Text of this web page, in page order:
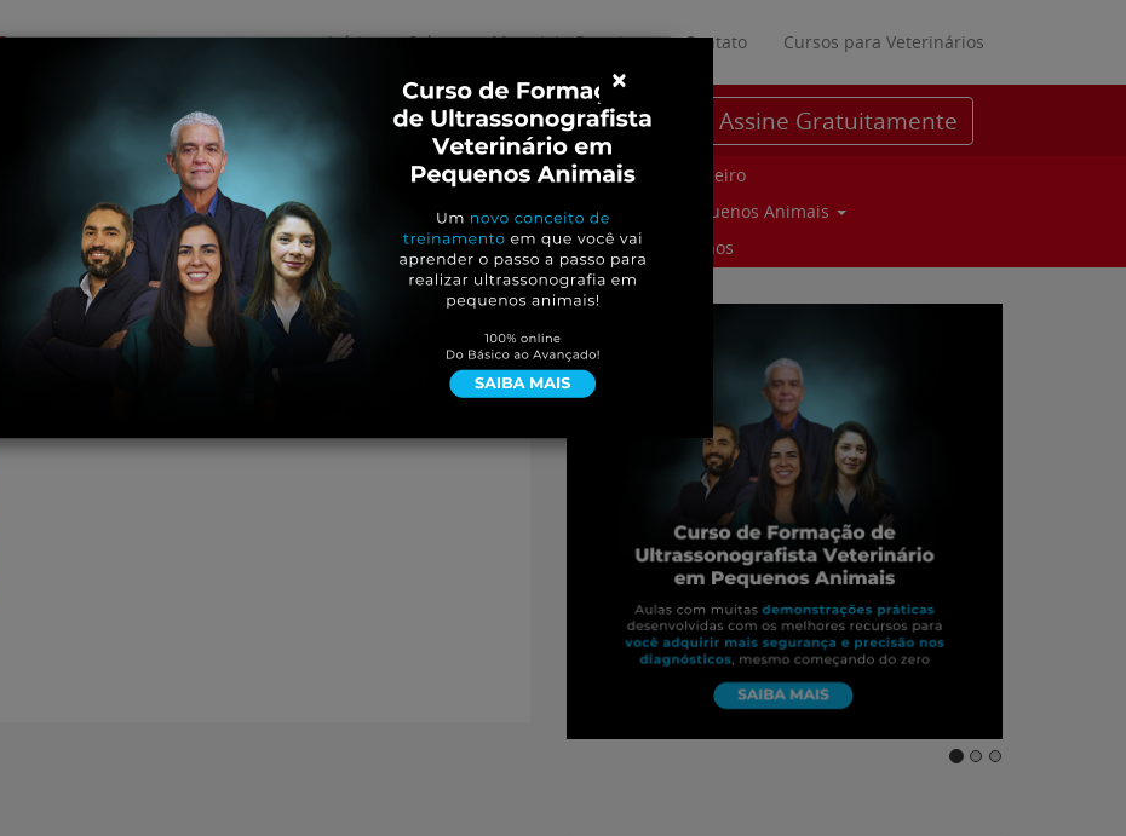
Início Sobre Materiais Gratuitos Contato Cursos para Veterinários
Assine Gratuitamente
Curiosidades
Cursos e Eventos
Entrevistas
Genética e Tecnologia
Parceiro
Pequenos Animais
Suinos
×